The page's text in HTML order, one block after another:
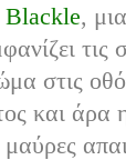
Blackle,
τις
στις
και άρα